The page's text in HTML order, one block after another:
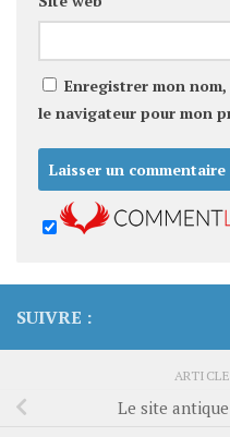
Enregistrer mon
le navigateur pour mon
SUIVRE :
Le site